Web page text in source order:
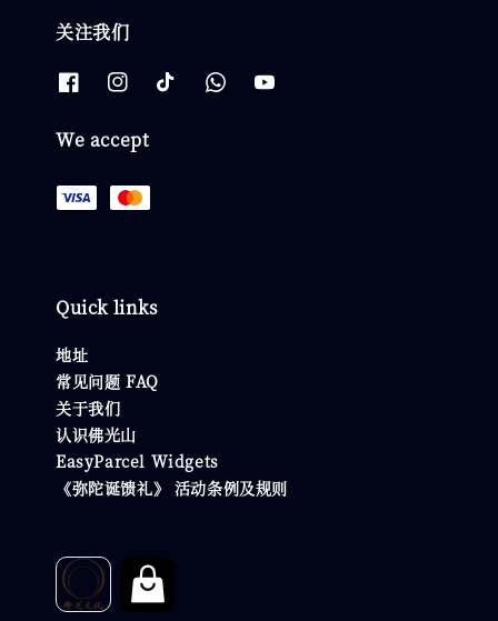
关注我们
We accept
Quick links
地址
常见问题 FAQ
关于我们
认识佛光山
EasyParcel Widgets
《弥陀诞馈礼》 活动条例及规则